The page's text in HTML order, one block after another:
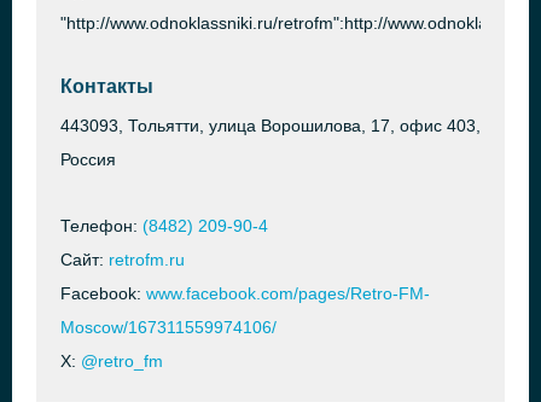
"http://www.odnoklassniki.ru/retrofm":http://
Контакты
443093, Тольятти, улица Ворошилова, 17, офис 403,
Россия
Телефон: (8482) 209-90-4
Сайт: retrofm.ru
Facebook: www.facebook.com/pages/Retro-FM-
Moscow/167311559974106/
X: @retro_fm